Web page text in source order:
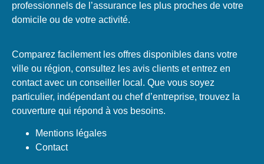
professionnels de l’assurance les plus proches de votre
domicile ou de votre activité.
Comparez facilement les offres disponibles dans votre
ville ou région, consultez les avis clients et entrez en
contact avec un conseiller local. Que vous soyez
particulier, indépendant ou chef d’entreprise, trouvez la
couverture qui répond à vos besoins.
Mentions légales
Contact